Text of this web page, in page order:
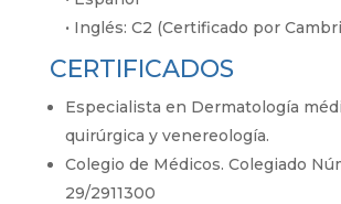
·Inglés: C2 (Certificado por
CERTIFICADOS
Especialista en Dermatología
quirúrgica y venereología.
Colegio de Médicos. Colegiado
29/2911300